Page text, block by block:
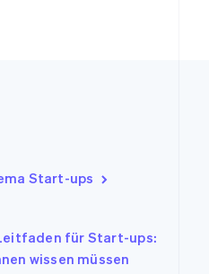
Start-ups
für Start-ups:
wissen müssen